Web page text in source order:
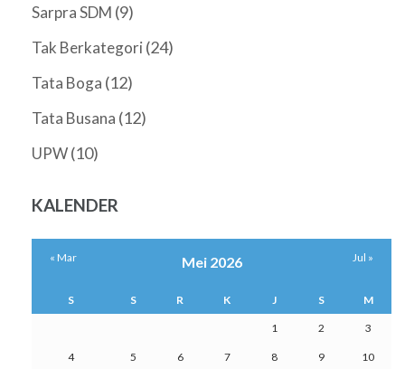
Sarpra SDM (9)
Tak Berkategori (24)
Tata Boga (12)
Tata Busana (12)
UPW(10)
KALENDER
Mei 2026
S S R K J S M
1 2 3
4 5 6 7 8 9 10
« Mar Jul »